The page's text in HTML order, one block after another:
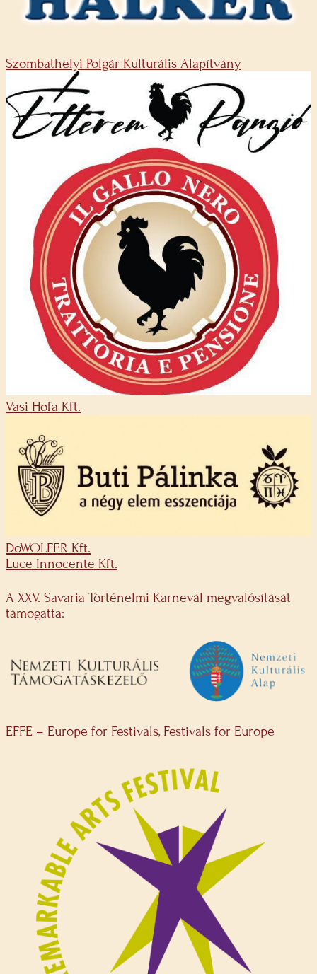
Szombathelyi Polgár Kulturális Alapítvány
Vasi Hofa Kft.
DöWOLFER Kft.
Luce Innocente Kft.
A XXV. Savaria Történelmi Karnevál megvalósítását
támogatta:
EFFE – Europe for Festivals, Festivals for Europe